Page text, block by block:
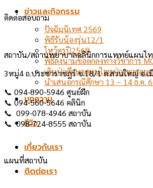
ข่าวและกิจกรรม
ปัจฉิมนิเทศ 2569
พิธีรับน้องรุ่น12/1
ไหว้ครูปี2568
พิธีลงนามข้อตกลงทางวิชาการ
เดินป่าศึกษาสมุนไพรป่าเขาสอย
นำเสนอกรณีศึกษา 13 – 14 ธ.ค.
บทความ
รีวิว
เกี่ยวกับเรา
ติดต่อเรา
ติดต่อสอบถาม
สถาบัน/สถานพยาบาลคลินิกการแพทย์แผนไ
3หมู่4 ถ.ประชาราชฎร์ ซ.18/1 ต.สวนใหญ่ อ.
📞 094-890-5946 ศูนย์ฝึก
📞 094-560-5646 คลินิก
📞 099-078-4946 สถาบัน
📞 098-724-8555 สถาบัน
แผนที่สถาบัน